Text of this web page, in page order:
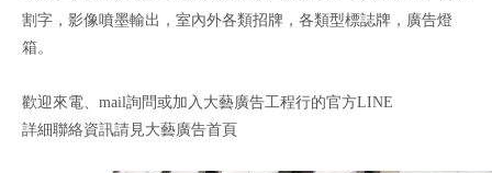
割字，影像噴墨輸出，室內外各類招牌，各類型標誌牌，廣告燈
箱。
歡迎來電、mail詢問或加入大藝廣告工程行的官方LINE
詳細聯絡資訊請見大藝廣告首頁